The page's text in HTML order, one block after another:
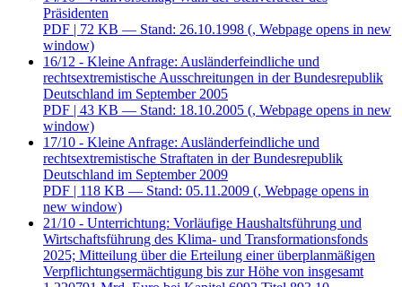
Präsidenten
PDF | 72 KB — Stand: 26.10.1998 (, Webpage opens in new
window)
16/12 - Kleine Anfrage: Ausländerfeindliche und
rechtsextremistische Ausschreitungen in der Bundesrepublik
Deutschland im September 2005
PDF | 43 KB — Stand: 18.10.2005 (, Webpage opens in new
window)
17/10 - Kleine Anfrage: Ausländerfeindliche und
rechtsextremistische Straftaten in der Bundesrepublik
Deutschland im September 2009
PDF | 118 KB — Stand: 05.11.2009 (, Webpage opens in
new window)
21/10 - Unterrichtung: Vorläufige Haushaltsführung und
Wirtschaftsführung des Klima- und Transformationsfonds
2025; Mitteilung über die Erteilung einer überplanmäßigen
Verpflichtungsermächtigung bis zur Höhe von insgesamt